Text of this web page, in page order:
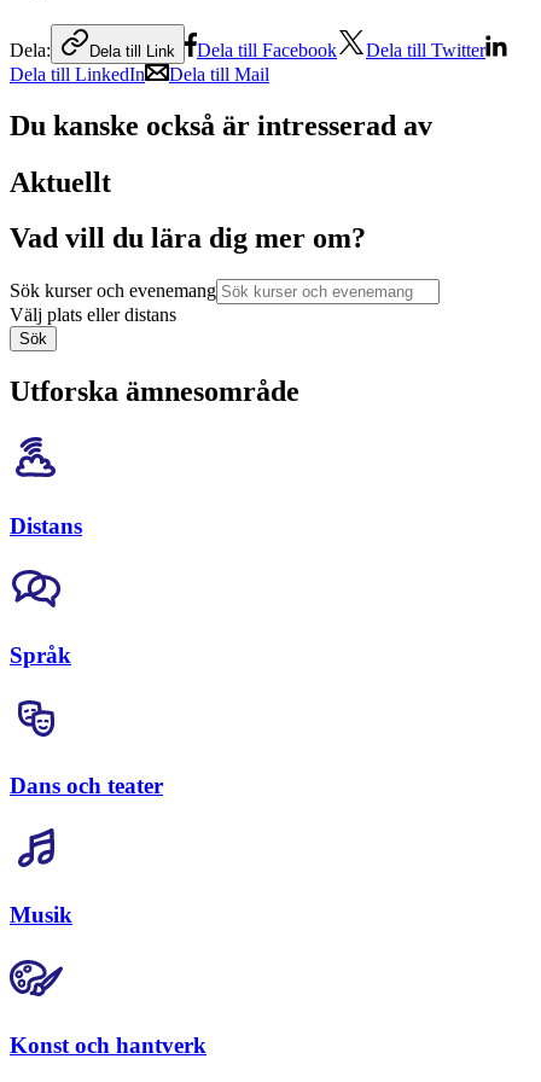
Dela: Dela till Link Dela till Facebook
Dela till Twitter
Dela till LinkedIn
Dela till Mail
Du kanske också är intresserad av
Aktuellt
Vad vill du lära dig mer om?
Sök kurser och evenemang
Välj plats eller distans
Sök
Utforska ämnesområde
Distans
Språk
Dans och teater
Musik
Konst och hantverk